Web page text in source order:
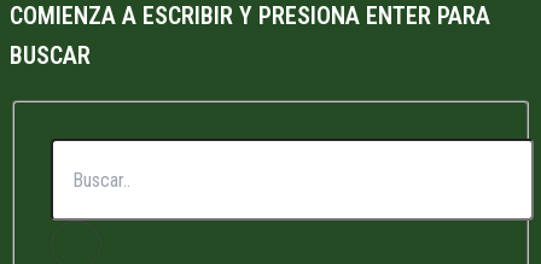
COMIENZA A ESCRIBIR Y PRESIONA ENTER PARA
BUSCAR